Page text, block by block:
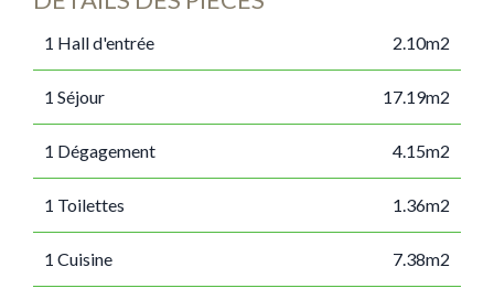
1 Hall d'entrée 2.10m2
1 Séjour 17.19m2
1 Dégagement 4.15m2
1 Toilettes 1.36m2
1 Cuisine 7.38m2